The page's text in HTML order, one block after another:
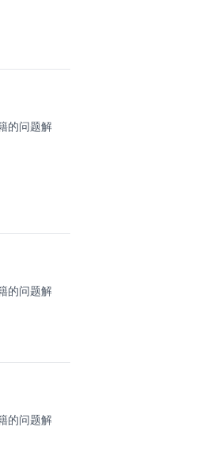
的问题解
的问题解
的问题解